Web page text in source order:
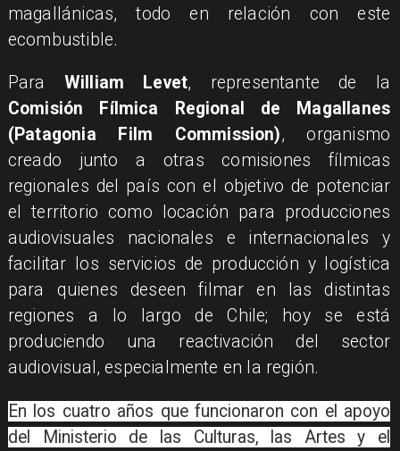
magallánicas, todo en relación con este
ecombustible.
Para William Levet, representante de la
Comisión Fílmica Regional de Magallanes
(Patagonia Film Commission), organismo
creado junto a otras comisiones fílmicas
regionales del país con el objetivo de potenciar
el territorio como locación para producciones
audiovisuales nacionales e internacionales y
facilitar los servicios de producción y logística
para quienes deseen filmar en las distintas
regiones a lo largo de Chile; hoy se está
produciendo una reactivación del sector
audiovisual, especialmente en la región.
En los cuatro años que funcionaron con el apoyo
del Ministerio de las Culturas, las Artes y el